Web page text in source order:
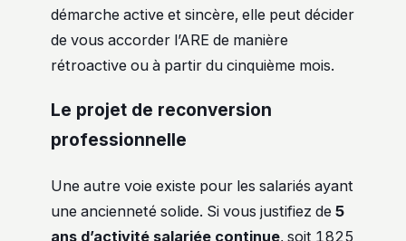
démarche active et sincère, elle peut décider
de vous accorder l’ARE de manière
rétroactive ou à partir du cinquième mois.
Le projet de reconversion
professionnelle
Une autre voie existe pour les salariés ayant
une ancienneté solide. Si vous justifiez de 5
ans d’activité salariée continue, soit 1825